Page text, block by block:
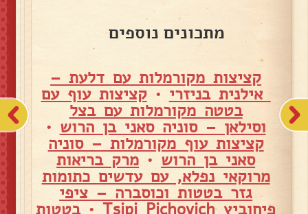
מתכונים נוספים
קציצות מקורמלות עם דלעת –
אילנית בניזרי •קציצות עוף עם
בטטה מקורמלות עם בצל
וסילאן – סוניה סאני בן הרוש •
קציצות עוף מקורמלות – סוניה
סאני בן הרוש • מרק בריאות
מרוקאי נפלא, עם עדשים כתומות
גזר בטטות וכוסברה – ציפי
פיחוביץ Tsipi Pichovich •בטטות